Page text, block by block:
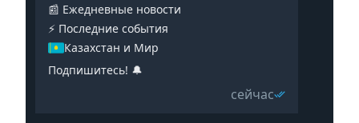
📰 Ежедневные новости
⚡️ Последние события
Казахстан и Мир
Подпишитесь! 🔔
сейчас